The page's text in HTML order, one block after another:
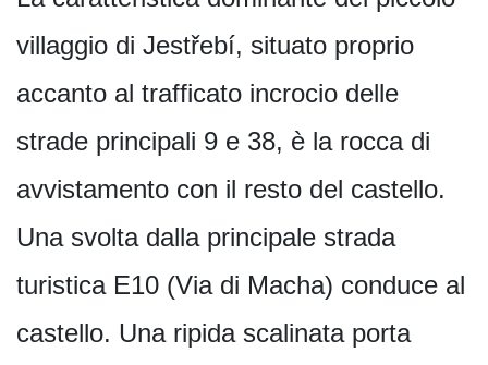
villaggio di Jestřebí, situato proprio
accanto al trafficato incrocio delle
strade principali 9 e 38, è la rocca di
avvistamento con il resto del castello.
Una svolta dalla principale strada
turistica E10 (Via di Macha) conduce al
castello. Una ripida scalinata porta